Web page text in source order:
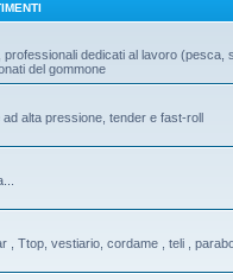
dedicati al lavoro (pesca,
del gommone
alta pressione, tender e fast-roll
Ttop, vestiario, cordame , teli ,